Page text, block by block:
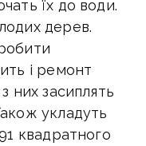
їх до води.
дерев.
і ремонт
них засиплять
укладуть
квадратного